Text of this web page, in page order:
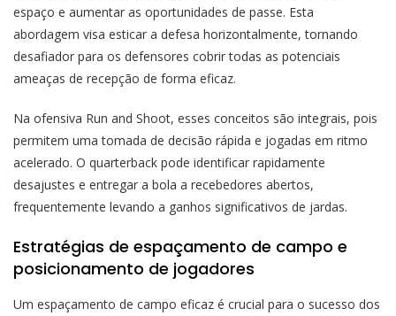
espaço e aumentar as oportunidades de passe. Esta
abordagem visa esticar a defesa horizontalmente, tornando
desafiador para os defensores cobrir todas as potenciais
ameaças de recepção de forma eficaz.
Na ofensiva Run and Shoot, esses conceitos são integrais, pois
permitem uma tomada de decisão rápida e jogadas em ritmo
acelerado. O quarterback pode identificar rapidamente
desajustes e entregar a bola a recebedores abertos,
frequentemente levando a ganhos significativos de jardas.
Estratégias de espaçamento de campo e
posicionamento de jogadores
Um espaçamento de campo eficaz é crucial para o sucesso dos